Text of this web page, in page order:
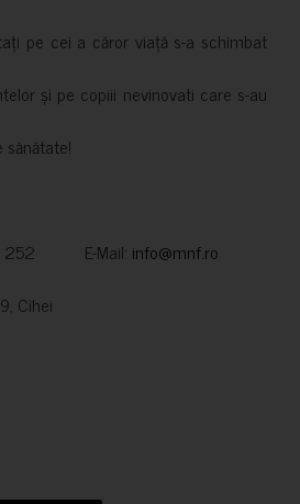
pe cei a căror viață s-a schimbat
și pe copiii nevinovati care s-au
252 E-Mail: info@mnf.ro
Cihei